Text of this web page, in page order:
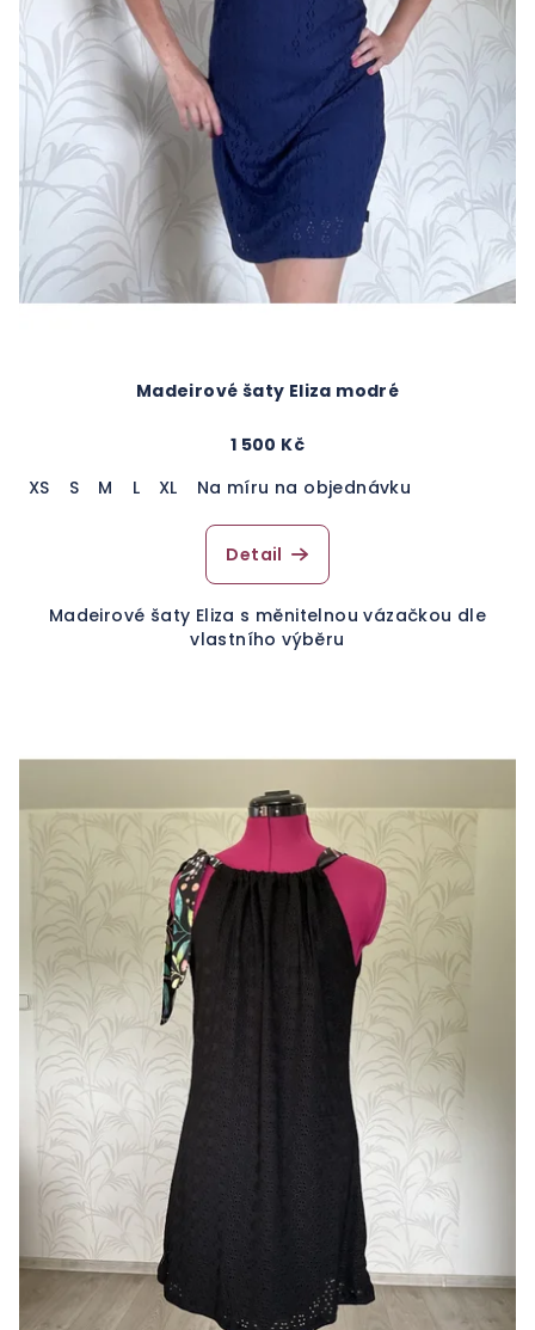
Madeirové šaty Eliza modré
1 500 Kč
XS
S M L XL Na míru na objednávku
Detail
Madeirové šaty Eliza s měnitelnou vázačkou dle
vlastního výběru